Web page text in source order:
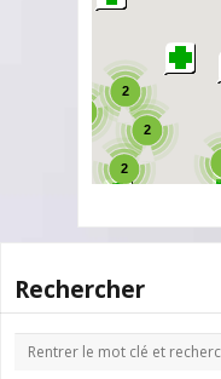
2
2
2
Rechercher